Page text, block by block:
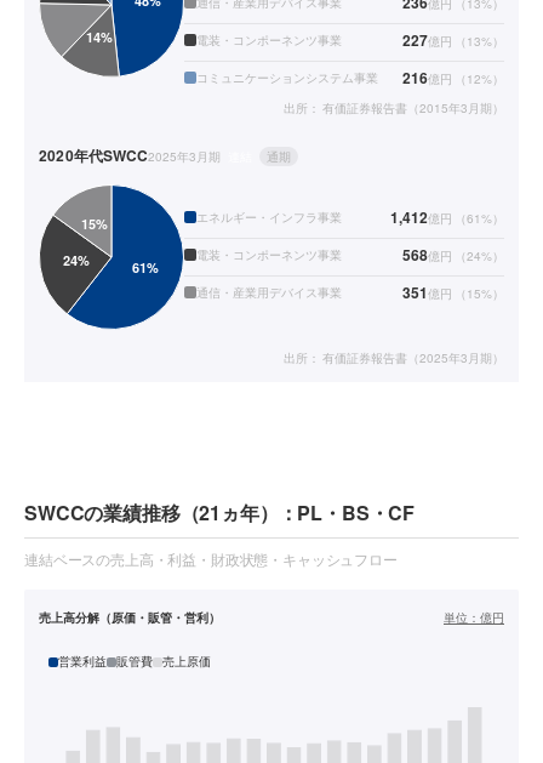
億円 （ 13%）
電装・コンポーネンツ事業 227億円 （ 13%）
コミュニケーションシステム事業 216億円 （ 12%）
出所： 有価証券報告書（2015年3月期）
2020年代SWCC2025年3月期 通期
エネルギー・インフラ事業 1,412億円 （61%）
電装・コンポーネンツ事業 568億円 （24%）
通信・産業用デバイス事業 351億円 （ 15%）
出所： 有価証券報告書（2025年3月期）
SWCCの業績推移（21ヵ年）：PL・BS・CF
連結ベースの売上高・利益・財政状態・キャッシュフロー
売上高分解（原価・販管・営利） 単位： 億円
営業利益 販管費 売上原価